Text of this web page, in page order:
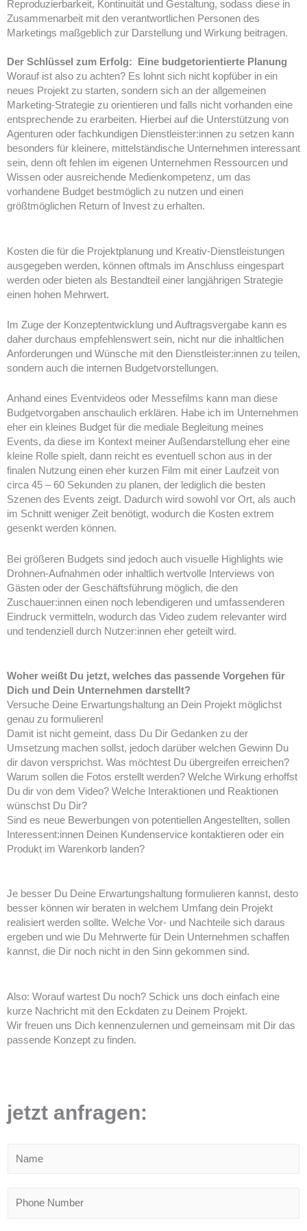
Reproduzierbarkeit, Kontinuität und Gestaltung, sodass diese in
Zusammenarbeit mit den verantwortlichen Personen des
Marketings maßgeblich zur Darstellung und Wirkung beitragen.
Der Schlüssel zum Erfolg: Eine budgetorientierte Planung
Worauf ist also zu achten? Es lohnt sich nicht kopfüber in ein
neues Projekt zu starten, sondern sich an der allgemeinen
Marketing-Strategie zu orientieren und falls nicht vorhanden eine
entsprechende zu erarbeiten. Hierbei auf die Unterstützung von
Agenturen oder fachkundigen Dienstleister:innen zu setzen kann
besonders für kleinere, mittelständische Unternehmen interessant
sein, denn oft fehlen im eigenen Unternehmen Ressourcen und
Wissen oder ausreichende Medienkompetenz, um das
vorhandene Budget bestmöglich zu nutzen und einen
größtmöglichen Return of Invest zu erhalten.
Kosten die für die Projektplanung und Kreativ-Dienstleistungen
ausgegeben werden, können oftmals im Anschluss eingespart
werden oder bieten als Bestandteil einer langjährigen Strategie
einen hohen Mehrwert.
Im Zuge der Konzeptentwicklung und Auftragsvergabe kann es
daher durchaus empfehlenswert sein, nicht nur die inhaltlichen
Anforderungen und Wünsche mit den Dienstleister:innen zu teilen,
sondern auch die internen Budgetvorstellungen.
Anhand eines Eventvideos oder Messefilms kann man diese
Budgetvorgaben anschaulich erklären. Habe ich im Unternehmen
eher ein kleines Budget für die mediale Begleitung meines
Events, da diese im Kontext meiner Außendarstellung eher eine
kleine Rolle spielt, dann reicht es eventuell schon aus in der
finalen Nutzung einen eher kurzen Film mit einer Laufzeit von
circa 45 – 60 Sekunden zu planen, der lediglich die besten
Szenen des Events zeigt. Dadurch wird sowohl vor Ort, als auch
im Schnitt weniger Zeit benötigt, wodurch die Kosten extrem
gesenkt werden können.
Bei größeren Budgets sind jedoch auch visuelle Highlights wie
Drohnen-Aufnahmen oder inhaltlich wertvolle Interviews von
Gästen oder der Geschäftsführung möglich, die den
Zuschauer:innen einen noch lebendigeren und umfassenderen
Eindruck vermitteln, wodurch das Video zudem relevanter wird
und tendenziell durch Nutzer:innen eher geteilt wird.
Woher weißt Du jetzt, welches das passende Vorgehen für
Dich und Dein Unternehmen darstellt?
Versuche Deine Erwartungshaltung an Dein Projekt möglichst
genau zu formulieren!
Damit ist nicht gemeint, dass Du Dir Gedanken zu der
Umsetzung machen sollst, jedoch darüber welchen Gewinn Du
dir davon versprichst. Was möchtest Du übergreifen erreichen?
Warum sollen die Fotos erstellt werden? Welche Wirkung erhoffst
Du dir von dem Video? Welche Interaktionen und Reaktionen
wünschst Du Dir?
Sind es neue Bewerbungen von potentiellen Angestellten, sollen
Interessent:innen Deinen Kundenservice kontaktieren oder ein
Produkt im Warenkorb landen?
Je besser Du Deine Erwartungshaltung formulieren kannst, desto
besser können wir beraten in welchem Umfang dein Projekt
realisiert werden sollte. Welche Vor- und Nachteile sich daraus
ergeben und wie Du Mehrwerte für Dein Unternehmen schaffen
kannst, die Dir noch nicht in den Sinn gekommen sind.
Also: Worauf wartest Du noch? Schick uns doch einfach eine
kurze Nachricht mit den Eckdaten zu Deinem Projekt.
Wir freuen uns Dich kennenzulernen und gemeinsam mit Dir das
passende Konzept zu finden.
jetzt anfragen: